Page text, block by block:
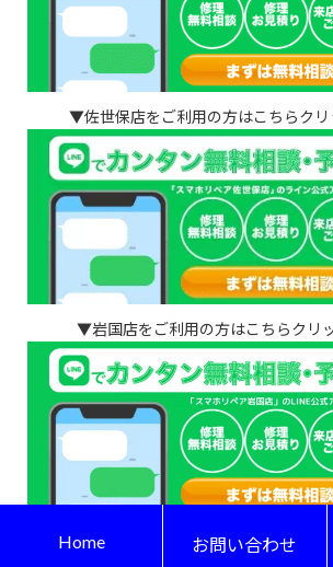
▼佐世保店をご利用の方はこちらク
▼岩国店をご利用の方はこちらクリ
▼西新店＆その他の店舗をご利用の方はこ
Home お問い合わせ